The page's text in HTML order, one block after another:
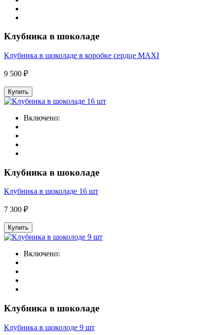
Клубника в шоколаде
Клубника в шоколаде в коробке сердце MAXI
9 500 ₽
Купить
Включено:
Клубника в шоколаде
Клубника в шоколаде 16 шт
7 300 ₽
Купить
Включено:
Клубника в шоколаде
Клубника в шоколоде 9 шт